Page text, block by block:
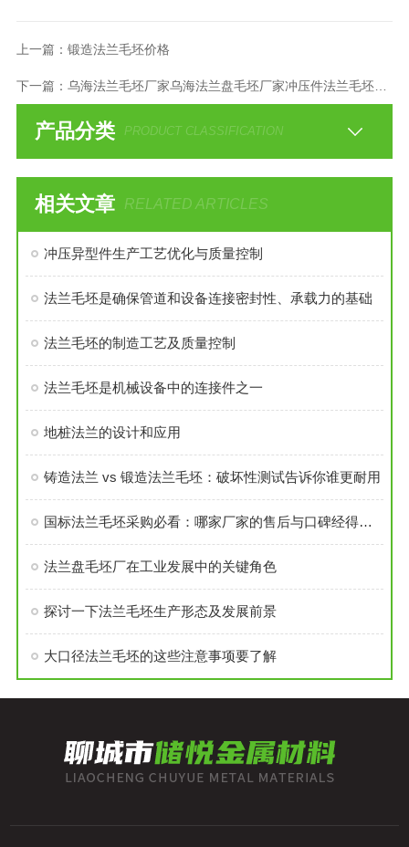
上一篇： 锻造法兰毛坯价格
下一篇： 乌海法兰毛坯厂家乌海法兰盘毛坯厂家冲压件法兰毛坯生产厂家
产品分类 PRODUCT CLASSIFICATION
相关文章 RELATED ARTICLES
冲压异型件生产工艺优化与质量控制
法兰毛坯是确保管道和设备连接密封性、承载力的基础
法兰毛坯的制造工艺及质量控制
法兰毛坯是机械设备中的连接件之一
地桩法兰的设计和应用
铸造法兰 vs 锻造法兰毛坯：破坏性测试告诉你谁更耐用
国标法兰毛坯采购必看：哪家厂家的售后与口碑经得起考验？
法兰盘毛坯厂在工业发展中的关键角色
探讨一下法兰毛坯生产形态及发展前景
大口径法兰毛坯的这些注意事项要了解